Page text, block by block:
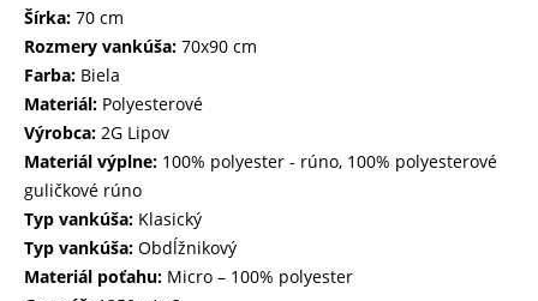
Šírka: 70 cm
Rozmery vankúša: 70x90 cm
Farba: Biela
Materiál: Polyesterové
Výrobca: 2G Lipov
Materiál výplne: 100% polyester - rúno, 100% polyesterové
guličkové rúno
Typ vankúša: Klasický
Typ vankúša: Obdĺžnikový
Materiál poťahu: Micro – 100% polyester